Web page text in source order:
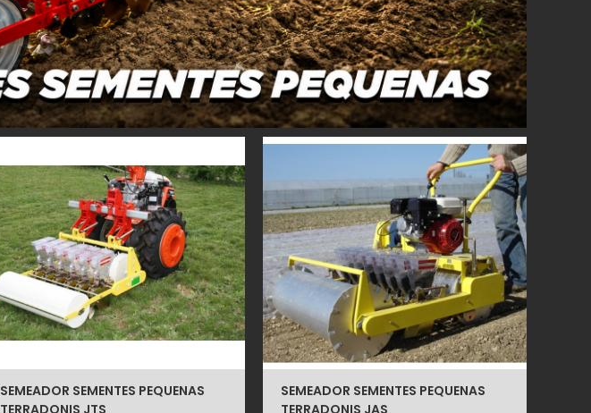
SEMEADOR SEMENTES PEQUENAS
TERRADONIS JTS
SEMEADOR SEMENTES PEQUENAS
TERRADONIS JAS